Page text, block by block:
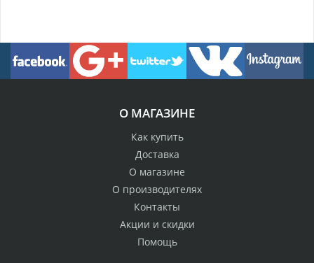
О МАГАЗИНЕ
Как купить
Доставка
О магазине
О производителях
Контакты
Акции и скидки
Помощь